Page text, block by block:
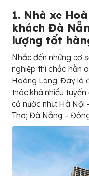
1. Nhà xe
khách Đà
lượng tốt
Nhắc đến những cơ
nghiệp thì chắc hẳn
Hoàng Long. Đây là
thác khá nhiều
cả nước như: Hà Nội
Thơ; Đà Nẵng –